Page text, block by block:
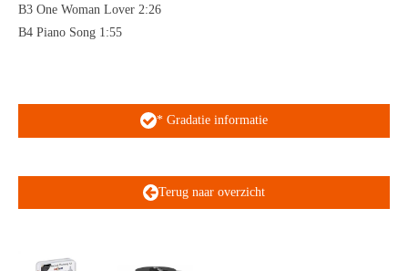
B3 One Woman Lover 2:26
B4 Piano Song 1:55
* Gradatie informatie
Terug naar overzicht